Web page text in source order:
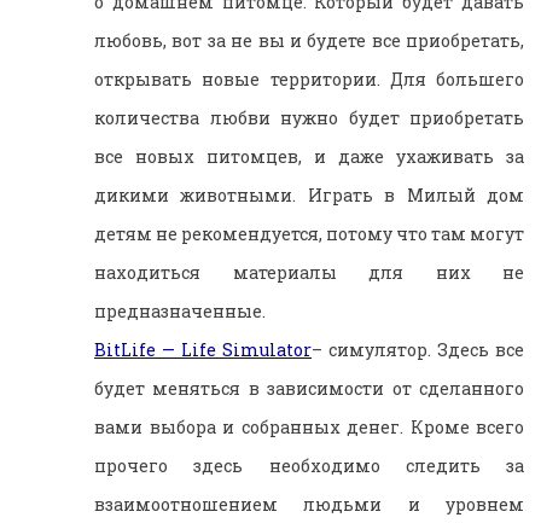
любовь, вот за не вы и будете все приобретать,
открывать новые территории. Для большего
количества любви нужно будет приобретать
все новых питомцев, и даже ухаживать за
дикими животными. Играть в Милый дом
детям не рекомендуется, потому что там могут
находиться материалы для них не
предназначенные.
BitLife — Life Simulator– симулятор. Здесь все
будет меняться в зависимости от сделанного
вами выбора и собранных денег. Кроме всего
прочего здесь необходимо следить за
взаимоотношением людьми и уровнем